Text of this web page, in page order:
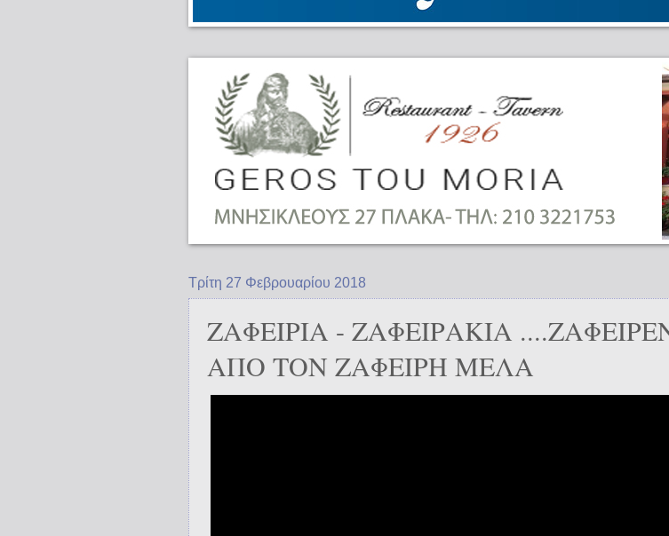
Τρίτη 27 Φεβρουαρίου 2018
ΖΑΦΕΙΡΙΑ - ΖΑΦΕΙΡΑΚΙΑ
ΑΠΟ ΤΟΝ ΖΑΦΕΙΡΗ ΜΕΛΑ